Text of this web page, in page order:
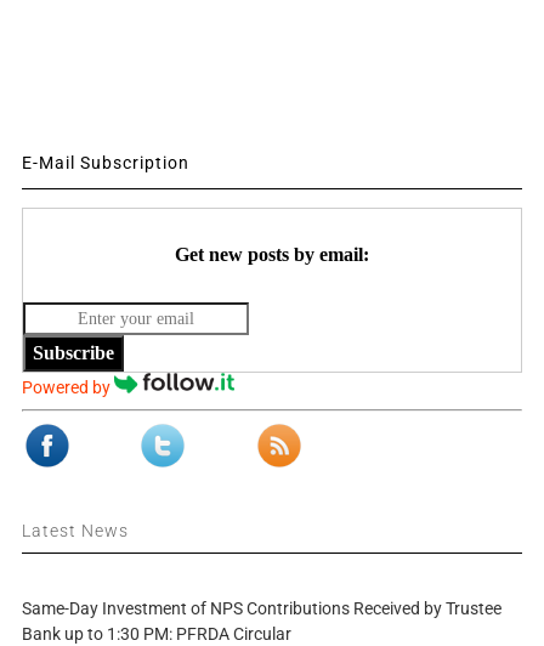
E-Mail Subscription
Get new posts by email:
Subscribe
Powered by
Latest News
Same-Day Investment of NPS Contributions Received by Trustee
Bank up to 1:30 PM: PFRDA Circular